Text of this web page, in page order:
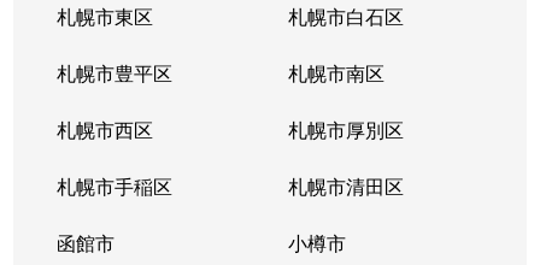
札幌市東区 札幌市白石区
札幌市豊平区 札幌市南区
札幌市西区 札幌市厚別区
札幌市手稲区 札幌市清田区
函館市 小樽市